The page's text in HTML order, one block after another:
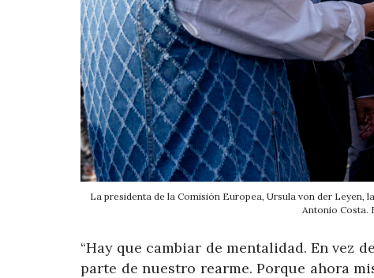
La presidenta de la Comisión Europea, Ursula von der Leyen,
Antonio Costa.
“Hay que cambiar de mentalidad. En vez
parte de nuestro rearme. Porque ahora